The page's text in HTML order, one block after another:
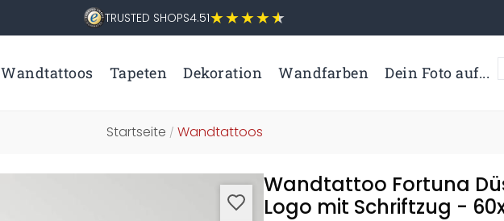
TRUSTED SHOPS4.51
Wandtattoos Tapeten Dekoration Wandfarben Dein Foto auf...
Startseite / Wandtattoos
Wandtattoo Fortuna
Logo mit Schriftzug -